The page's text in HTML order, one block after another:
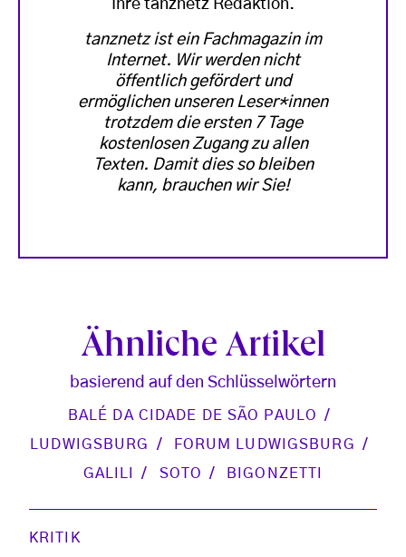
Ihre tanznetz Redaktion.
tanznetz ist ein Fachmagazin im
Internet. Wir werden nicht
öffentlich gefördert und
ermöglichen unseren Leser*innen
trotzdem die ersten 7 Tage
kostenlosen Zugang zu allen
Texten. Damit dies so bleiben
kann, brauchen wir Sie!
Ähnliche Artikel
basierend auf den Schlüsselwörtern
BALÉ DA CIDADE DE SÃO PAULO
LUDWIGSBURG
FORUM LUDWIGSBURG
GALILI
SOTO BIGONZETTI
KRITIK